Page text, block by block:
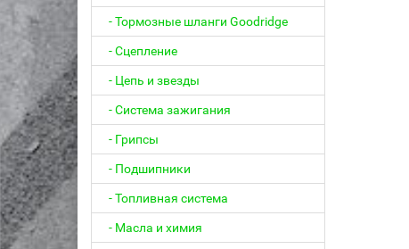
- Тормозные шланги Goodridge
- Сцепление
- Цепь и звезды
- Система зажигания
- Грипсы
- Подшипники
- Топливная система
- Масла и химия